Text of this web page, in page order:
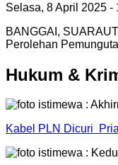
Selasa, 8 April 2025 -
BANGGAI,
Perolehan
Hukum &
Kabel PLN Dicuri